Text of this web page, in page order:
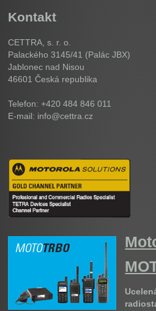
Kontakt
CETTRA, s. r. o.
Palackého 3145/41 (Palác JBX)
Jablonec nad Nisou
46601Česká republika
Telefon: +420 484 846 011
E-mail: info@cettra.cz